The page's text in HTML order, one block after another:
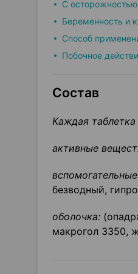
С осторожностью
Беременность и
Способ
Побочное
Состав
Каждая
активные
безводный,
оболочка:
макрогол 3350,